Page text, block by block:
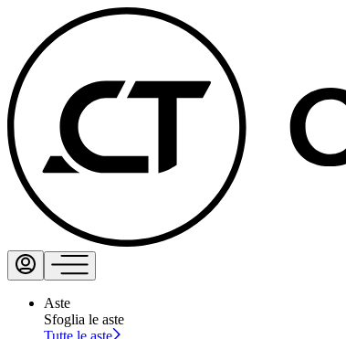
Aste
Sfoglia le aste
Tutte le aste